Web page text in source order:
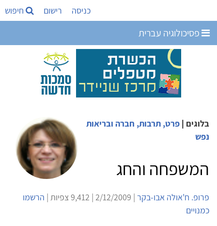
כניסה רישום חיפוש
פסיכולוגיה עברית
בלוגים | פרט, תרבות, חברה ובריאות
נפש
המשפחה והחג
פרופ. ח'אולה אבו-בקר | 2/12/2009 | 9,412 צפיות |
הרשמו
כמנויים